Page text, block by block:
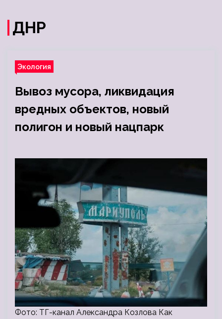
ДНР
Экология
Вывоз мусора, ликвидация
вредных объектов, новый
полигон и новый нацпарк
Фото: ТГ-канал Александра Козлова Как